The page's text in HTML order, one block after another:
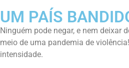
UM PAÍS
Ninguém pode negar, e nem deixar
meio de uma pandemia de
intensidade.